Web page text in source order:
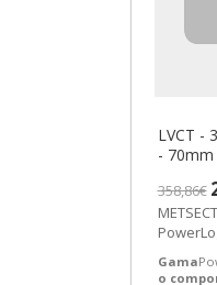
LVCT -
- 70mm
358,86€
Gama
o